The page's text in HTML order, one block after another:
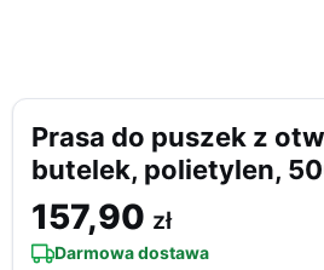
Prasa do puszek z
butelek, polietylen,
157,90 zł
Darmowa dostawa